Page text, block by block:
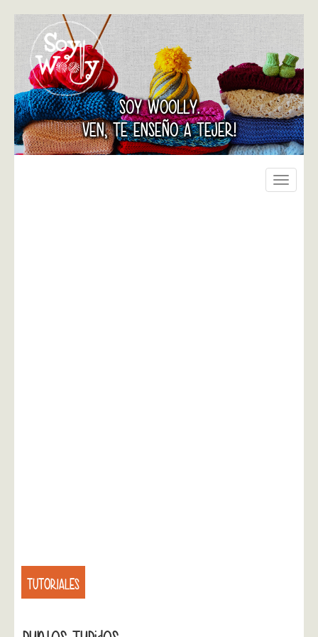
SOY WOOLLY.
VEN, TE ENSEÑO A TEJER!
Toggle
TUTORIALES